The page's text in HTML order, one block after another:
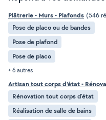
Plâtrerie - Murs - Plafonds (546
Pose de placo ou de bandes
Pose de plafond
Pose de placo
+ 6 autres
Artisan tout corps d'état -
Rénovation tout corps d’état
Réalisation de salle de bains